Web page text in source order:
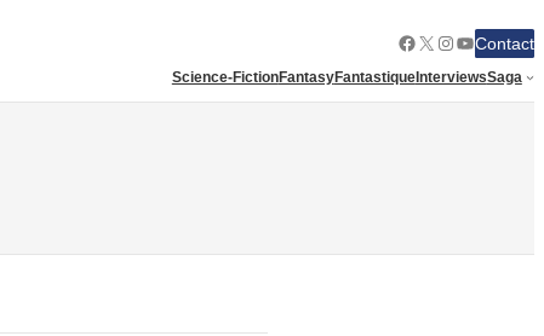
Facebook
X Instagram
YouTube
Contact
Science-FictionFantasyFantastiqueInterviewsSaga